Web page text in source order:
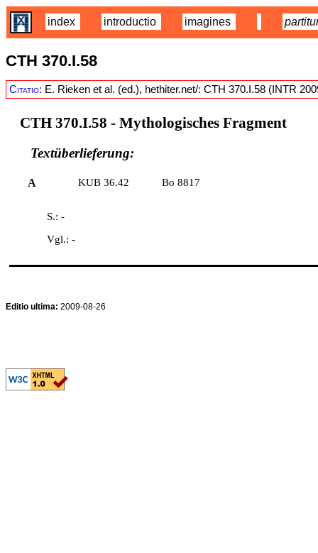
index introductio imagines
CTH 370.I.58
Citatio: E. Rieken et al. (ed.), hethiter.net/: CTH 370.I.58 (INTR
CTH 370.I.58 - Mythologisches Fragment
Textüberlieferung:
A KUB 36.42 Bo 8817
S.: -
Vgl.: -
Editio ultima: 2009-08-26